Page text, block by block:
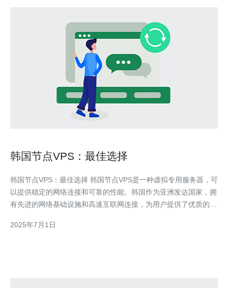
韩国节点VPS：最佳选择
韩国节点VPS：最佳选择 韩国节点VPS是一种虚拟专用服务器，可
以提供稳定的网络连接和可靠的性能。韩国作为亚洲发达国家，拥
有先进的网络基础设施和高速互联网连接，为用户提供了优质的网
2025年7月1日